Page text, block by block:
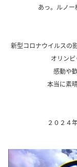
あっ。ルノ
新型コロナウイルスの
オリン
感動や
本当に素
２０２４